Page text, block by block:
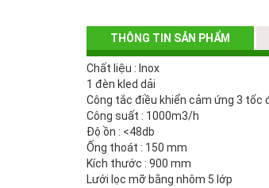
THÔNG TIN SẢN PHẨM
Chất liệu : Inox
1 đèn kled dải
Công tắc điều khiển cảm ứng 3 tốc
Công suất : 1000m3/h
Độ ồn : <48db
Ống thoát : 150 mm
Kích thước : 900 mm
Lưới lọc mỡ bằng nhôm 5 lớp